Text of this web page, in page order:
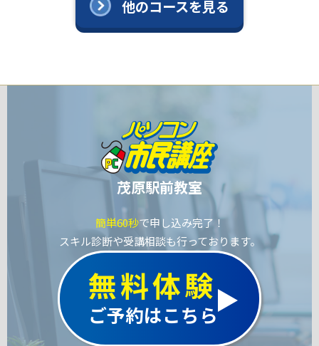
他のコースを見る
茂原駅前教室
簡単60秒で申し込み完了！
スキル診断や受講相談も行っております。
無料体験
ご予約はこちら